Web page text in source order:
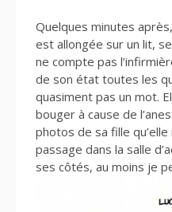
Quelques minutes
est allongée sur un lit,
ne compte pas
de son état toutes les
quasiment pas un mot.
bouger à cause de
photos de sa fille qu’elle
passage dans la salle
ses côtés, au moins je